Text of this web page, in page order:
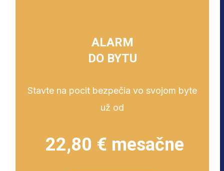
ALARM
DO BYTU
Stavte na pocit bezpečia vo svojom byte
už od
22,80 € mesačne